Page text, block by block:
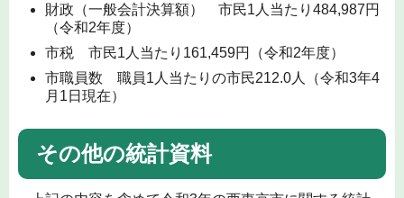
財政（一般会計決算額） 市民1人当たり484,987円
（令和2年度）
市税 市民1人当たり161,459円（令和2年度）
市職員数 職員1人当たりの市民212.0人（令和3年4
月1日現在）
その他の統計資料